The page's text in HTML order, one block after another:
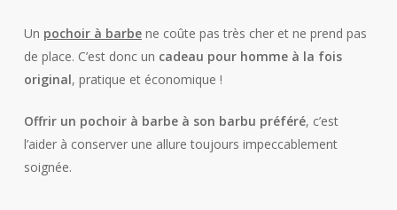
Un pochoir à barbene coûte pas très cher et ne prend pas
de place. C’est donc un cadeau pour homme à la fois
original, pratique et économique !
Offrir un pochoir à barbe à son barbu préféré, c’est
l’aider à conserver une allure toujours impeccablement
soignée.